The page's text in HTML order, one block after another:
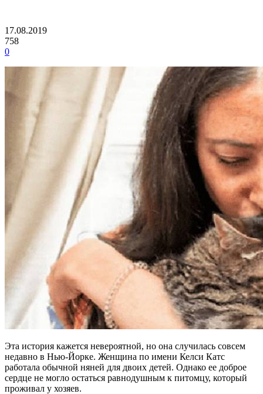
17.08.2019
758
0
Эта история кажется невероятной, но она случилась совсем
недавно в Нью-Йорке. Женщина по имени Келси Катс
работала обычной няней для двоих детей. Однако ее доброе
сердце не могло остаться равнодушным к питомцу, который
проживал у хозяев.